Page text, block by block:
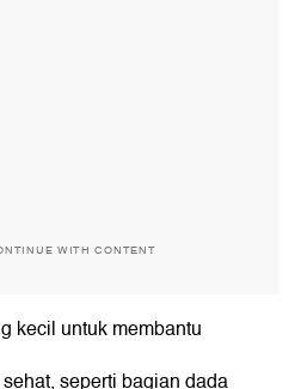
WITH CONTENT
kecil untuk membantu
seperti bagian dada